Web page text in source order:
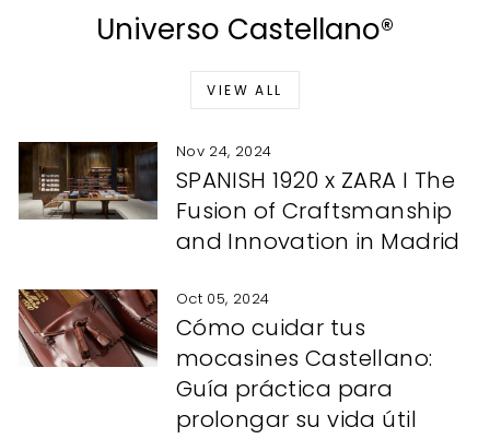
Universo Castellano®
VIEW ALL
Nov 24, 2024
SPANISH 1920 x ZARA I The
Fusion of Craftsmanship
and Innovation in Madrid
Oct 05, 2024
Cómo cuidar tus
mocasines Castellano:
Guía práctica para
prolongar su vida útil